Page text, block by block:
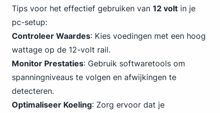
Tips voor het effectief gebruiken van 12 volt in je
pc-setup:
Controleer Waardes: Kies voedingen met een hoog
wattage op de 12-volt rail.
Monitor Prestaties: Gebruik softwaretools om
spanningniveaus te volgen en afwijkingen te
detecteren.
Optimaliseer Koeling: Zorg ervoor dat je